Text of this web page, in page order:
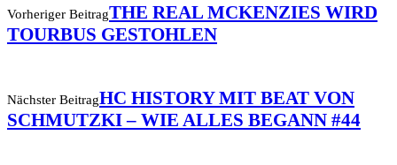
Vorheriger BeitragTHE REAL MCKENZIES WIRD
TOURBUS GESTOHLEN
Nächster BeitragHC HISTORY MIT BEAT VON
SCHMUTZKI – WIE ALLES BEGANN #44